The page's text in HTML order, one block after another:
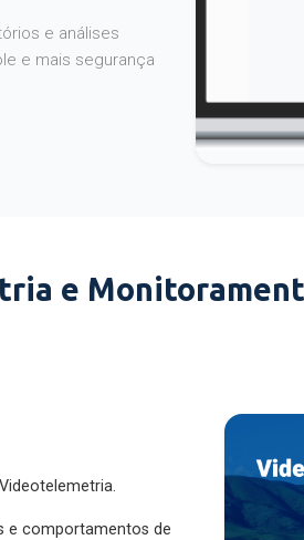
e análises
e mais segurança
e
comportamentos de